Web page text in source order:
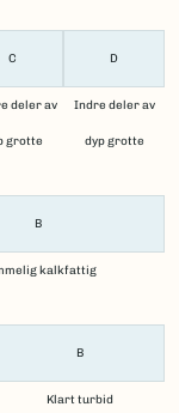
C
deler av
grotte
D
Indre deler av
dyp grotte
B
kalkfattig
B
Klart turbid